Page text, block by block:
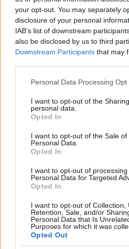
your opt-out. You may separately
disclosure of your personal
IAB’s list of downstream
also be disclosed by us to third
Downstream Participants that may
Please note that this website/app
not limited to your visit or usage
grant or deny consent to Google
use your data for below specified
consent section.
Personal Data Processing Opt
I want to opt-out of the
personal data.
Opted In
I want to opt-out of the Sale of
Personal Data.
Opted In
I want to opt-out of processing
Personal Data for Targeted
Opted In
I want to opt-out of Collection,
Retention, Sale, and/or
Personal Data that Is
Purposes for which it was
Opted Out
Jön még
Lola pirosban
Fotó: / Velvet